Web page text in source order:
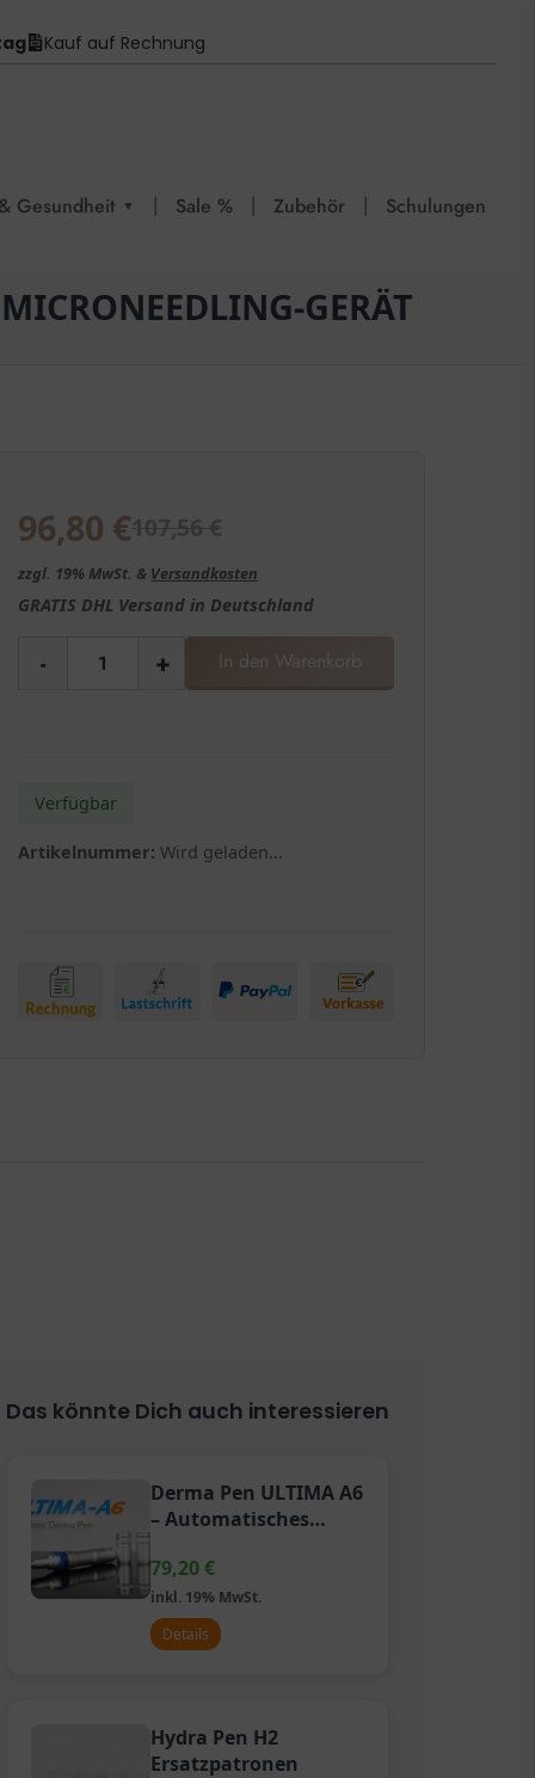
Kauf auf Rechnung
Gesundheit ▼ | Sale % | Zubehör | Schulungen
GERÄT
96,80 €
zzgl. 19% MwSt. & Versandkosten
GRATIS DHL Versand in Deutschland
- + In den Warenkorb
Verfügbar
Artikelnummer: Wird geladen...
Das könnte Dich auch interessieren
Derma Pen ULTIMA A6
– Automatisches
79,20€
inkl. 19% MwSt.
Details
Hydra Pen H2
Ersatzpatronen